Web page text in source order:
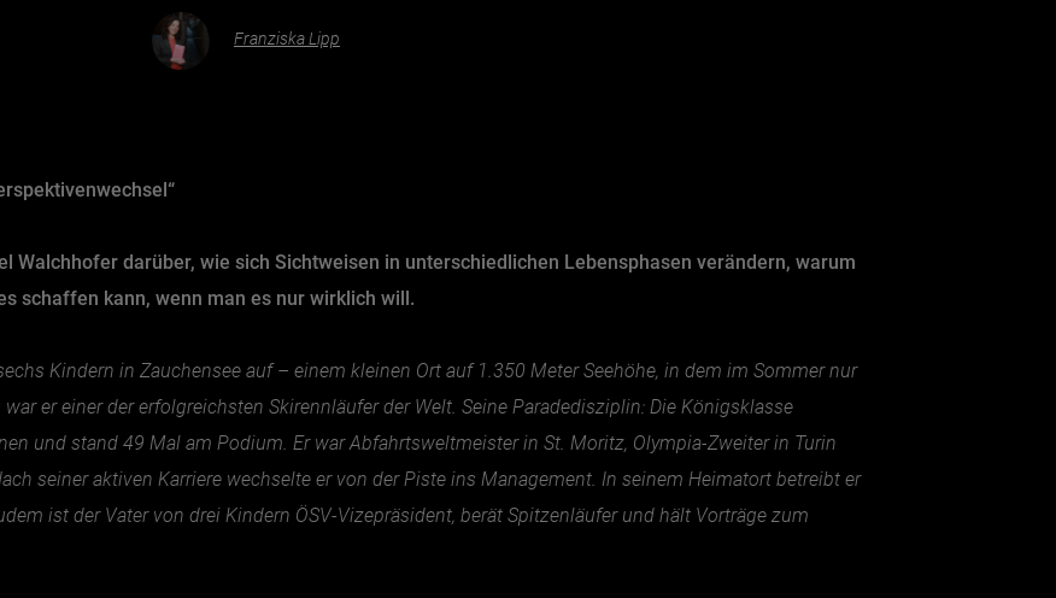
Franziska Lipp
Walchhofer darüber, wie sich Sichtweisen in unterschiedlichen Lebensphasen verändern, warum
schaffen kann, wenn man es nur wirklich will.
Kindern in Zauchensee auf – einem kleinen Ort auf 1.350 Meter Seehöhe, in dem im Sommer nur
er einer der erfolgreichsten Skirennläufer der Welt. Seine Paradedisziplin: Die Königsklasse
und stand 49 Mal am Podium. Er war Abfahrtsweltmeister in St. Moritz, Olympia-Zweiter in Turin
seiner aktiven Karriere wechselte er von der Piste ins Management. In seinem Heimatort betreibt er
ist der Vater von drei Kindern ÖSV-Vizepräsident, berät Spitzenläufer und hält Vorträge zum